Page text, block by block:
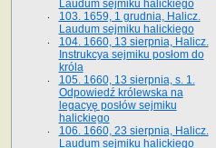
Laudum sejmiku halickiego
103. 1659, 1 grudnia, Halicz.
Laudum sejmiku halickiego
104. 1660, 13 sierpnia, Halicz.
Instrukcya sejmiku posłom do
króla
105. 1660, 13 sierpnia, s. 1.
Odpowiedź królewska na
legacyę posłów sejmiku
halickiego
106. 1660, 23 sierpnia, Halicz.
Laudum sejmiku halickiego